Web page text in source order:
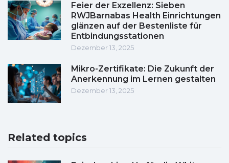
Feier der Exzellenz: Sieben
RWJBarnabas Health Einrichtungen
glänzen auf der Bestenliste für
Entbindungsstationen
Dezember 13, 2025
Mikro-Zertifikate: Die Zukunft der
Anerkennung im Lernen gestalten
Dezember 13, 2025
Related topics